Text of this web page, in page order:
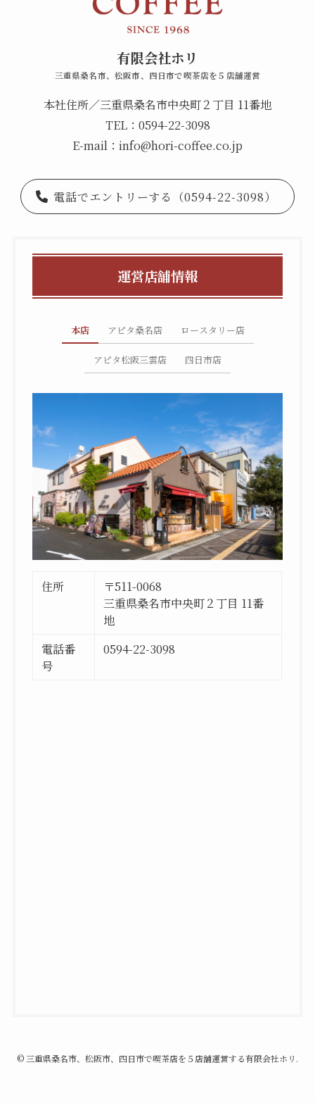
有限会社ホリ
三重県桑名市、松阪市、四日市で喫茶店を５店舗運営
本社住所／三重県桑名市中央町２丁目 11番地
TEL： 0594-22-3098
E-mail：info@hori-coffee.co.jp
電話でエントリーする（0594-22-3098）
運営店舗情報
本店 アピタ桑名店 ロースタリー店
アピタ松阪三雲店 四日市店
住所
〒511-0068
三重県桑名市中央町２丁目 11番
地
電話番
号
0594-22-3098
© 三重県桑名市、松阪市、四日市で喫茶店を５店舗運営する有限会社ホリ.